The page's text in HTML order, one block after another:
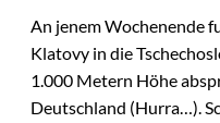
An jenem Wochenende
Klatovy in die
1.000 Metern Höhe
Deutschland (Hurra…).